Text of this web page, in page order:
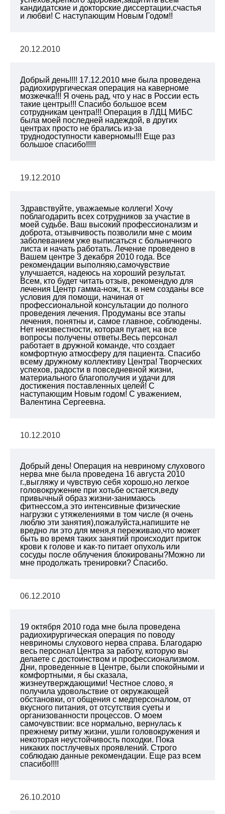
кандидатские и докторские диссертации,счастья
и любви! С наступающим Новым Годом!!
20.12.2010
Добрый день!!!! 17.12.2010 мне была проведена
радиохирургическая операция на каверноме
мозжечка!!! Я очень рад, что у нас в России есть
такие центры!!! Спасибо большое всем
сотрудникам центра!!! Операция в ЛДЦ МИБС
была моей последней надеждой, в других
центрах просто не брались из-за
труднодоступности каверномы!!! Еще раз
большое спасибо!!!!!
19.12.2010
Здравствуйте, уважаемые коллеги! Хочу
поблагодарить всех сотрудников за участие в
моей судьбе. Ваш высокий профессионализм и
доброта, отзывчивость позволили мне с моим
заболеванием уже выписаться с больничного
листа и начать работать. Лечение проведено в
Вашем центре 3 декабря 2010 года. Все
рекомендации выполняю,самочувствие
улучшается, надеюсь на хороший результат.
Всем, кто будет читать отзыв, рекомендую для
лечения Центр гамма-нож, т.к. в нем созданы все
условия для помощи, начиная от
профессиональной консультации до полного
проведения лечения. Продуманы все этапы
лечения, понятны и, самое главное, соблюдены.
Нет неизвестности, которая пугает, на все
вопросы получены ответы.Весь персонал
работает в дружной команде, что создает
комфортную атмосферу для пациента. Спасибо
всему дружному коллективу Центра! Творческих
успехов, радости в повседневной жизни,
материального благополучия и удачи для
достижения поставленных целей! С
наступающим Новым годом! С уважением,
Валентина Сергеевна.
10.12.2010
Добрый день! Операция на невриному слухового
нерва мне была проведена 16 августа 2010
г.,выгляжу и чувствую себя хорошо,но легкое
головокружение при хотьбе остается,веду
привычный образ жизни-занимаюсь
фитнессом,а это интенсивные физические
нагрузки с утяжелениями в том числе (я очень
люблю эти занятия),пожалуйста,напишите не
вредно ли это для меня,я переживаю,что может
быть во время таких занятий происходит приток
крови к голове и как-то питает опухоль или
сосуды после облучения блокированы?Можно ли
мне продолжать тренировки? Спасибо.
06.12.2010
19 октября 2010 года мне была проведена
радиохирургическая операция по поводу
невриномы слухового нерва справа. Благодарю
весь персонал Центра за работу, которую вы
делаете с достоинством и профессионализмом.
Дни, проведенные в Центре, были спокойными и
комфортными, я бы сказала,
жизнеутверждающими! Честное слово, я
получила удовольствие от окружающей
обстановки, от общения с медперсоналом, от
вкусного питания, от отсутствия суеты и
организованности процессов. О моем
самочувствии: все нормально, вернулась к
прежнему ритму жизни, ушли головокружения и
некоторая неустойчивость походки. Пока
никаких постлучевых проявлений. Строго
соблюдаю данные рекомендации. Еще раз всем
спасибо!!!!
26.10.2010